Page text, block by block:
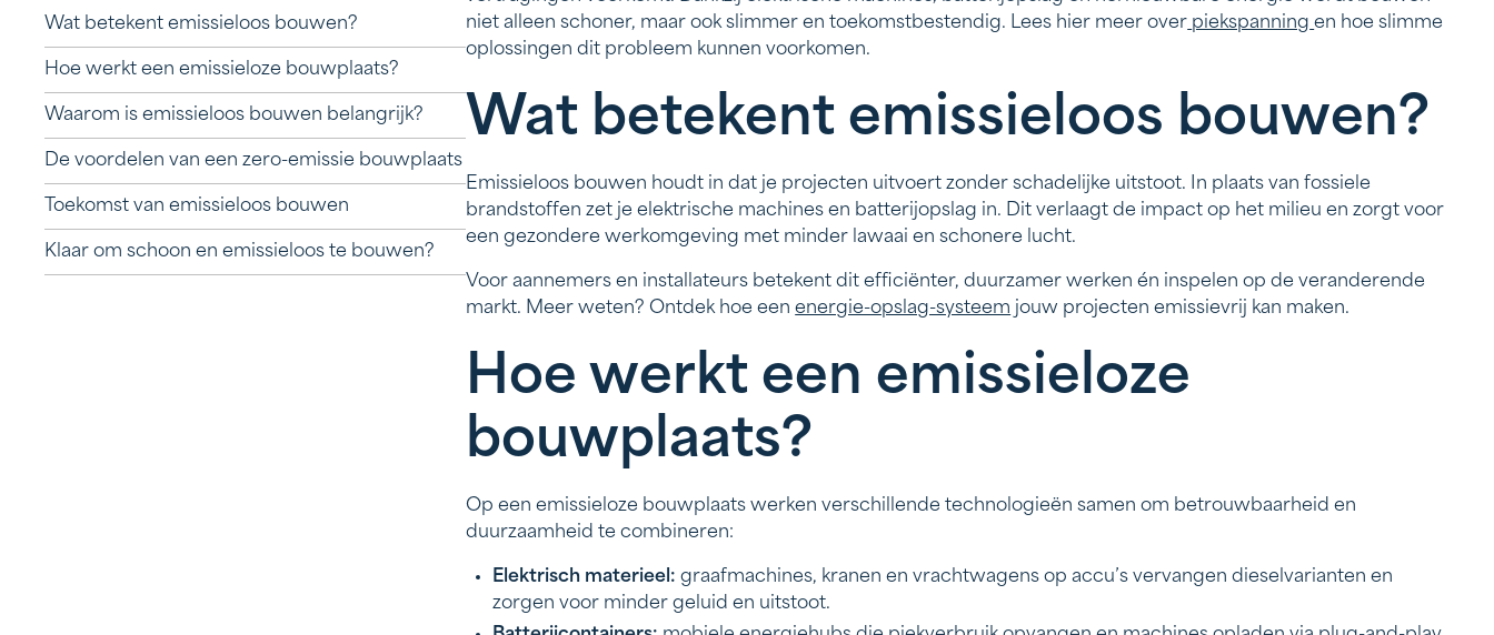
Wat betekent emissieloos bouwen?
Hoe werkt een emissieloze bouwplaats?
Waarom is emissieloos bouwen belangrijk?
De voordelen van een zero-emissie bouwplaats
Toekomst van emissieloos bouwen
Klaar om schoon en emissieloos te bouwen?
niet alleen schoner, maar ook slimmer en toekomstbestendig. Lees hier meer over piekspanning en hoe slimme
oplossingen dit probleem kunnen voorkomen.
Wat betekent emissieloos bouwen?
Emissieloos bouwen houdt in dat je projecten uitvoert zonder schadelijke uitstoot. In plaats van fossiele
brandstoffen zet je elektrische machines en batterijopslag in. Dit verlaagt de impact op het milieu en zorgt voor
een gezondere werkomgeving met minder lawaai en schonere lucht.
Voor aannemers en installateurs betekent dit efficiënter, duurzamer werken én inspelen op de veranderende
markt. Meer weten? Ontdek hoe eenenergie-opslag-systeem jouw projecten emissievrij kan maken.
Hoe werkt een emissieloze
bouwplaats?
Op een emissieloze bouwplaats werken verschillende technologieën samen om betrouwbaarheid en
duurzaamheid te combineren:
Elektrisch materieel: graafmachines, kranen en vrachtwagens op accu’s vervangen dieselvarianten en
zorgen voor minder geluid en uitstoot.